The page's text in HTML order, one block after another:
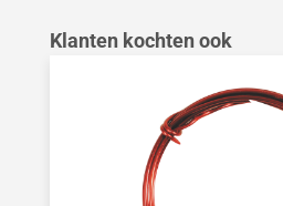
Productgalerij overslaan
Klanten kochten ook